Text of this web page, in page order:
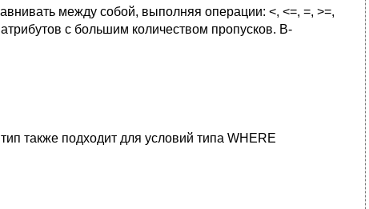
между собой, выполняя операции: <, <=, =, >=,
с большим количеством пропусков. В-
также подходит для условий типа WHERE